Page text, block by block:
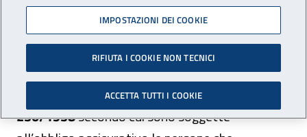
Pescatori autonomi
La disciplina dell’assicurazione per il settore
della pesca è stata istituita dalla
250/1958secondo cui sono soggette
IMPOSTAZIONI DEI COOKIE
RIFIUTA I COOKIE NON TECNICI
ACCETTA TUTTI I COOKIE